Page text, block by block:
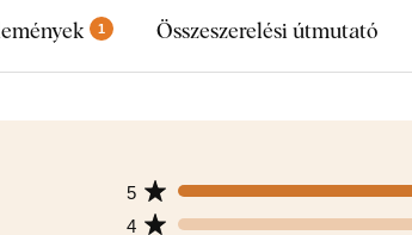
1 Összeszerelési útmutató
4
5